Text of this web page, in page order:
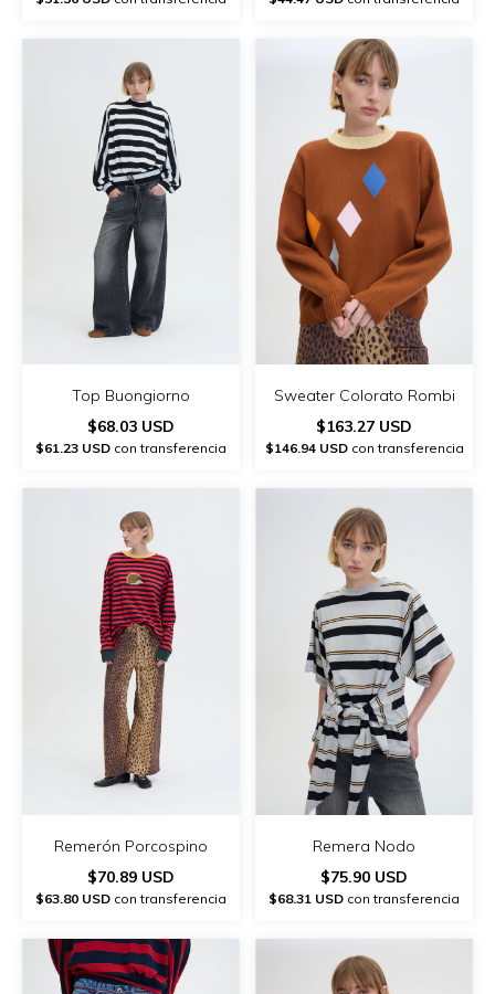
Top Buongiorno
$68.03 USD
$61.23 USD con transferencia
Sweater Colorato Rombi
$163.27 USD
$146.94 USDcon transferencia
Remerón Porcospino
$70.89 USD
$63.80 USD con transferencia
Remera Nodo
$75.90 USD
$68.31 USD con transferencia